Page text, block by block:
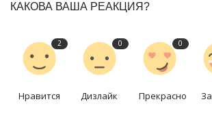
КАКОВА ВАША РЕАКЦИЯ?
2
Нравится
0
Дизлайк
0
Прекрасно